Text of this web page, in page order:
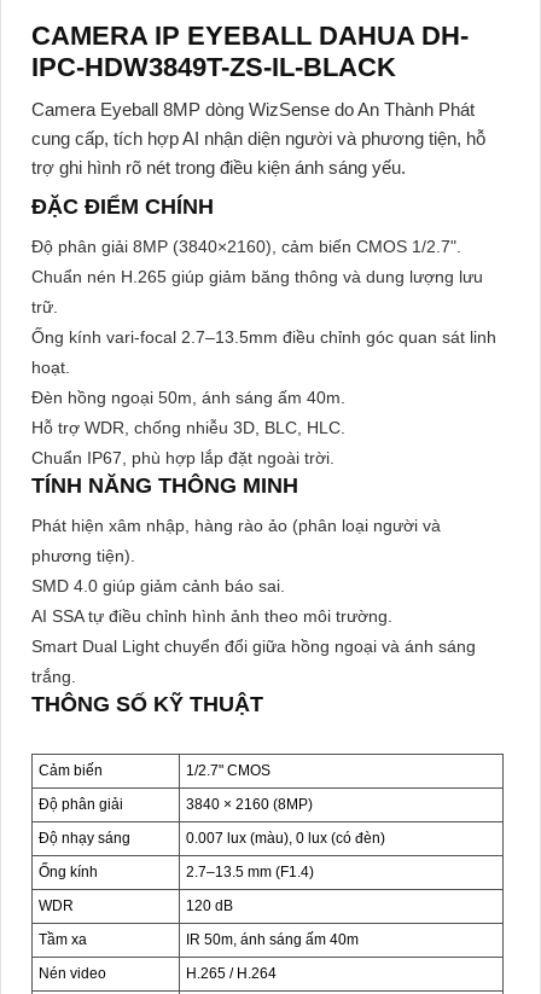
CAMERA IP EYEBALL DAHUA DH-
IPC-HDW3849T-ZS-IL-BLACK
Camera Eyeball 8MP dòng WizSense do An Thành Phát
cung cấp, tích hợp AI nhận diện người và phương tiện, hỗ
trợ ghi hình rõ nét trong điều kiện ánh sáng yếu.
ĐẶC ĐIỂM CHÍNH
Độ phân giải 8MP (3840×2160), cảm biến CMOS 1/2.7".
Chuẩn nén H.265 giúp giảm băng thông và dung lượng lưu
trữ.
Ống kính vari-focal 2.7–13.5mm điều chỉnh góc quan sát linh
hoạt.
Đèn hồng ngoại 50m, ánh sáng ấm 40m.
Hỗ trợ WDR, chống nhiễu 3D, BLC, HLC.
Chuẩn IP67, phù hợp lắp đặt ngoài trời.
TÍNH NĂNG THÔNG MINH
Phát hiện xâm nhập, hàng rào ảo (phân loại người và
phương tiện).
SMD 4.0 giúp giảm cảnh báo sai.
AI SSA tự điều chỉnh hình ảnh theo môi trường.
Smart Dual Light chuyển đổi giữa hồng ngoại và ánh sáng
trắng.
THÔNG SỐ KỸ THUẬT
Cảm biến
1/2.7" CMOS
Độ phân giải
3840 × 2160 (8MP)
Độ nhạy sáng
0.007 lux (màu), 0 lux (có đèn)
Ống kính
2.7–13.5 mm (F1.4)
WDR
120 dB
Tầm xa
IR 50m, ánh sáng ấm 40m
Nén video
H.265 / H.264